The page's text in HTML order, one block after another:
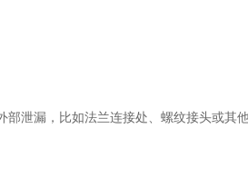
漏，比如法兰连接处、螺纹接头或其他